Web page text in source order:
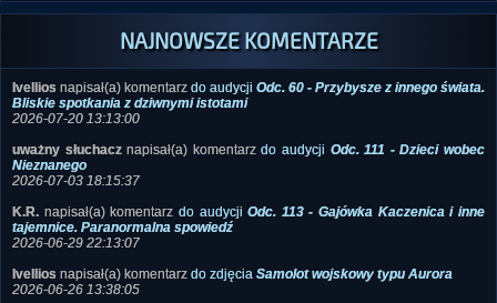
NAJNOWSZE KOMENTARZE
Ivellios napisał(a) komentarzdo audycji
Odc. 60 - Przybysze z innego świata.
Bliskie spotkania z dziwnymi istotami
uważny słuchacz
napisał(a) komentarz do audycji
Nieznanego
K.R.napisał(a) komentarzdo audycji
Odc. 113 - Gajówka Kaczenica i inne
tajemnice. Paranormalna spowiedź
Ivelliosnapisał(a) komentarz do zdjęcia
Samolot wojskowy typu Aurora